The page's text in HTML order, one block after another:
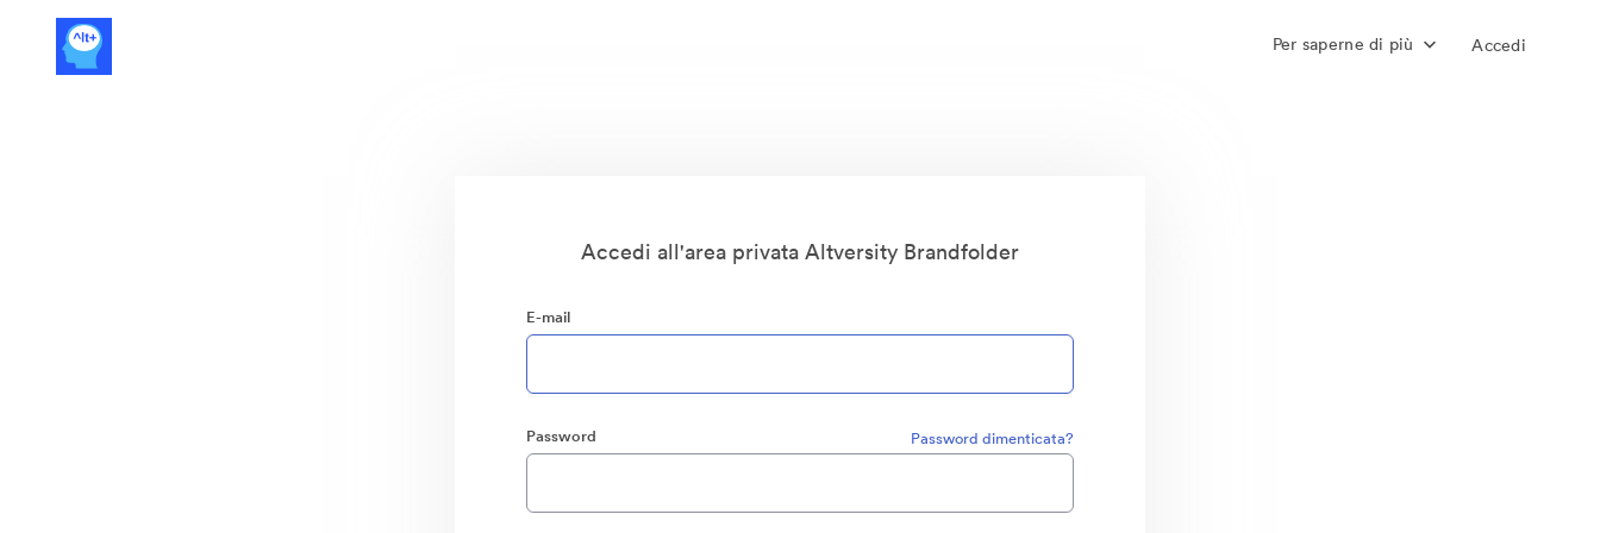
Per saperne di più Accedi
Accedi all'area privata Altversity Brandfolder
E-mail
Password Password dimenticata?